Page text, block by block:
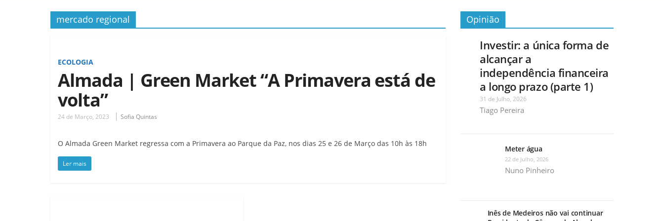
mercado regional
ECOLOGIA
Almada | Green Market “A Primavera está de
volta”
24 de Março, 2023 Sofia Quintas
O Almada Green Market regressa com a Primavera ao Parque da Paz, nos dias 25 e 26 de Março das 10h às 18h
Ler mais
Opinião
Investir: a única forma de
alcançar a
independência financeira
a longo prazo (parte 1)
31 de Julho, 2026
Tiago Pereira
Meter água
22 de Julho, 2026
Nuno Pinheiro
Inês de Medeiros não vai continuar